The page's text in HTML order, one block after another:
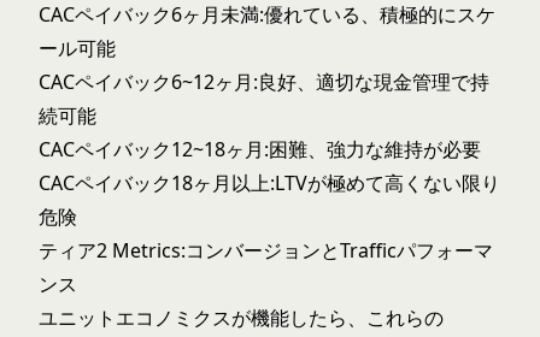
CACペイバック6ヶ月未満:優れている、積極的にスケ
ール可能
CACペイバック6~12ヶ月:良好、適切な現金管理で持
続可能
CACペイバック12~18ヶ月:困難、強力な維持が必要
CACペイバック18ヶ月以上:LTVが極めて高くない限り
危険
ティア2 Metrics:コンバージョンとTrafficパフォーマ
ンス
ユニットエコノミクスが機能したら、これらの